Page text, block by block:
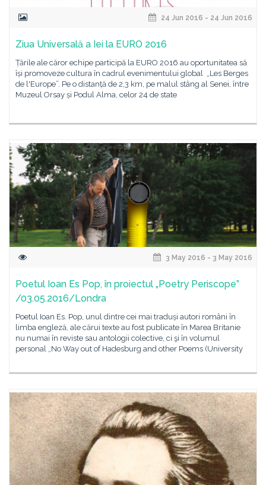
24 Jun 2016 - 24 Jun 2016
Ziua Universală a Iei la EURO 2016
Țările ale căror echipe participă la EURO 2016 au oportunitatea să
își promoveze cultura în cadrul evenimentului global „Les Berges
de l'Europe”. Pe o distanță de 2,3 km, pe malul stâng al Senei, între
Muzeul Orsay și Podul Alma, celor 24 de state
3 May 2016 - 3 May 2016
Poetul Ioan Es Pop, în proiectul „Poetry Periscope”
/03.05.2016/Londra
Poetul Ioan Es. Pop, unul dintre cei mai traduși autori români în
limba engleză, ale cărui texte au fost publicate în Marea Britanie
nu numai în reviste sau antologii colective, ci şi în volumul
personal „No Way out of Hadesburg and other Poems (University